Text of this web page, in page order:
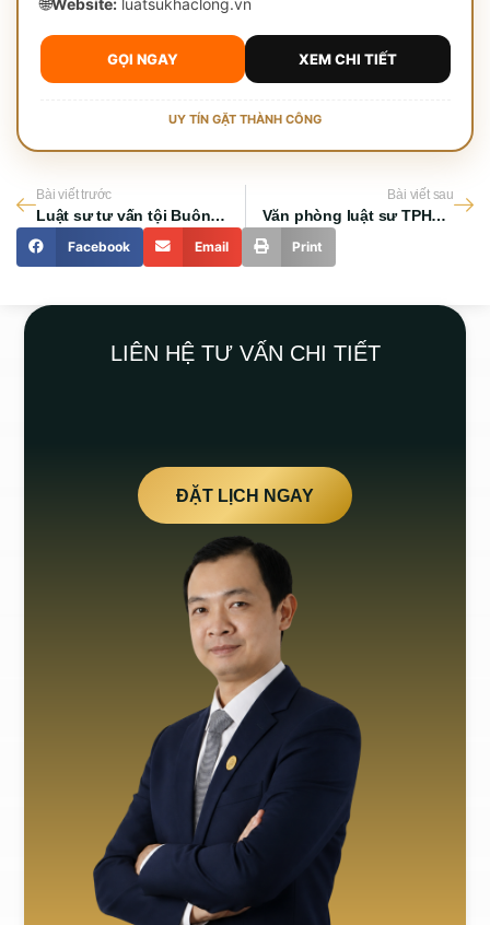
GỌI NGAY XEM CHI TIẾT
UY TÍN GẶT THÀNH CÔNG
Bài viết trước
Luật sư tư vấn tội Buôn lậu: Bản chất pháp lý và giải pháp chuyên nghiệp
Bài viết sau
Văn phòng luật sư TPHCM: Hướng dẫn chọn luật sư chuyên nghiệp
Facebook Email Print
LIÊN HỆ TƯ VẤN CHI TIẾT
ĐẶT LỊCH NGAY